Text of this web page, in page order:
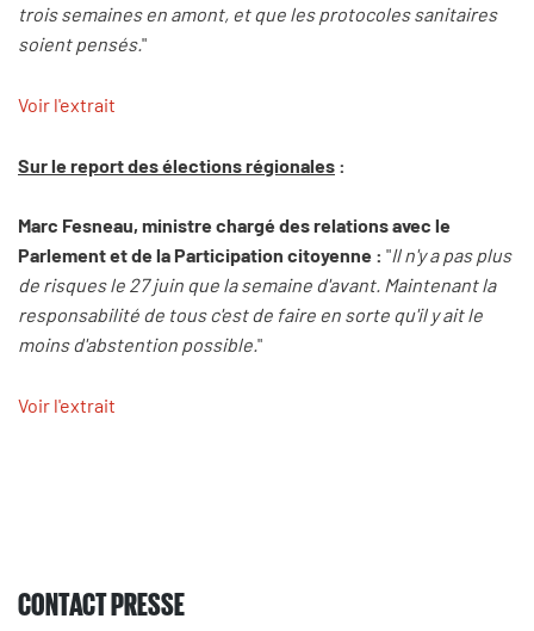
trois semaines en amont, et que les protocoles sanitaires
soient pensés."
Voir l'extrait
Sur le report des élections régionales :
Marc Fesneau, ministre chargé des relations avec le
Parlement et de la Participation citoyenne : "Il n'y a pas plus
de risques le 27 juin que la semaine d'avant. Maintenant la
responsabilité de tous c'est de faire en sorte qu'il y ait le
moins d'abstention possible."
Voir l'extrait
CONTACT PRESSE